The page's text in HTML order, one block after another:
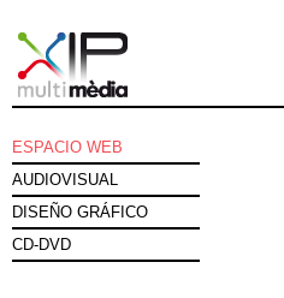
ESPACIO WEB
AUDIOVISUAL
DISEÑO GRÁFICO
CD-DVD